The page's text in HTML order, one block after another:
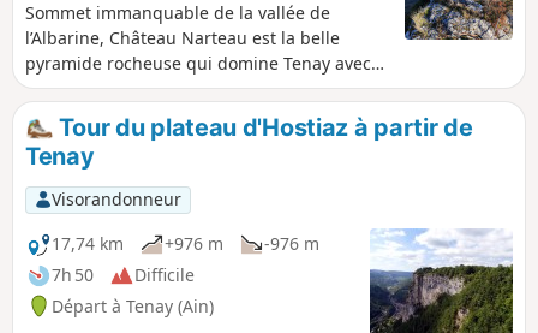
Sommet immanquable de la vallée de
l’Albarine, Château Narteau est la belle
pyramide rocheuse qui domine Tenay avec
ses 746 m. L’accès au sommet rocheux peut
se faire depuis le parking de la via ferrata
d'Hostiaz mais une belle randonnée consiste
à faire le tour de Château Narteau depuis
Tenay en montant par le sentier du Cordaret
et descendant par le chemin du facteur.
Tour du plateau d'Hostiaz à partir de
Tenay
Visorandonneur
17,74 km
+976 m
-976 m
7h 50
Difficile
Départ à Tenay (Ain)